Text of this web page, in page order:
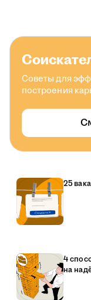
Советы для
построения
25
4
на